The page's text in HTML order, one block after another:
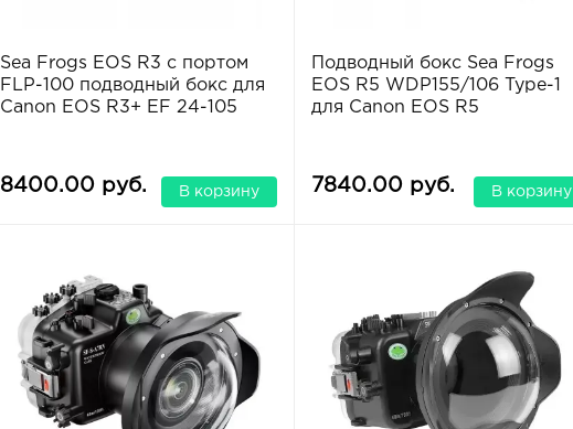
Sea Frogs EOS R3 с портом
FLP-100 подводный бокс для
Canon EOS R3+ EF 24-105
8400.00 руб. В корзину
Подводный бокс Sea Frogs
EOS R5 WDP155/106 Type-1
для Canon EOS R5
7840.00 руб. В корзину